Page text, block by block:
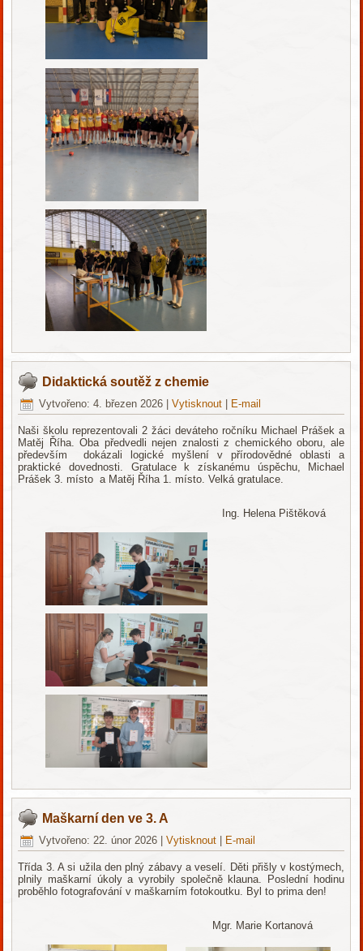
Didaktická soutěž z chemie
Vytvořeno: 4. březen 2026 |Vytisknout E-mail
Naši školu reprezentovali 2 žáci deváteho ročníku Michael Prášek a
Matěj Říha. Oba předvedli nejen znalosti z chemického oboru, ale
především dokázali logické myšlení v přírodovědné oblasti a
praktické dovednosti. Gratulace k získanému úspěchu, Michael
Prášek 3. místo a Matěj Říha 1. místo. Velká gratulace.
Ing. Helena Pištěková
Maškarní den ve 3. A
Vytvořeno: 22. únor 2026 |Vytisknout E-mail
Třída 3. A si užila den plný zábavy a veselí. Děti přišly v kostýmech,
plnily maškarní úkoly a vyrobily společně klauna. Poslední hodinu
proběhlo fotografování v maškarním fotokoutku. Byl to prima den!
Mgr. Marie Kortanová